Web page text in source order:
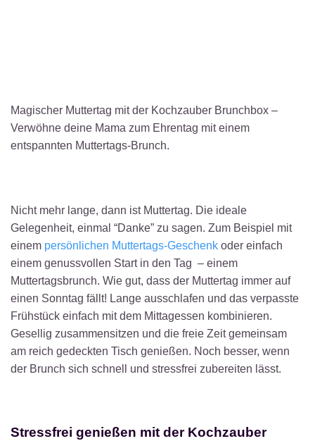
Magischer Muttertag mit der Kochzauber Brunchbox –
Verwöhne deine Mama zum Ehrentag mit einem
entspannten Muttertags-Brunch.
Nicht mehr lange, dann ist Muttertag. Die ideale
Gelegenheit, einmal “Danke” zu sagen. Zum Beispiel mit
einem persönlichen Muttertags-Geschenk oder einfach
einem genussvollen Start in den Tag – einem
Muttertagsbrunch. Wie gut, dass der Muttertag immer auf
einen Sonntag fällt! Lange ausschlafen und das verpasste
Frühstück einfach mit dem Mittagessen kombinieren.
Gesellig zusammensitzen und die freie Zeit gemeinsam
am reich gedeckten Tisch genießen. Noch besser, wenn
der Brunch sich schnell und stressfrei zubereiten lässt.
Stressfrei genießen mit der Kochzauber